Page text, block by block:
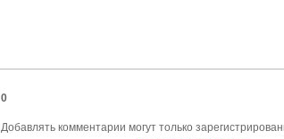
0
Добавлять комментарии могут только